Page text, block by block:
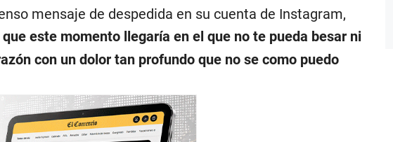
mensaje de despedida en su cuenta de Instagram,
que este momento llegaría en el que no te pueda besar ni
con un dolor tan profundo que no se como puedo